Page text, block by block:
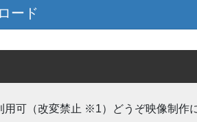
ード
用可（改変禁止 ※1）どうぞ映像制作